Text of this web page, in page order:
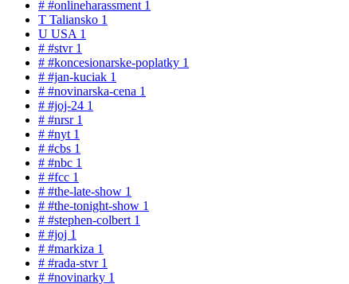
# #onlineharassment 1
T Taliansko 1
U USA 1
# #stvr 1
# #koncesionarske-poplatky 1
# #jan-kuciak 1
# #novinarska-cena 1
# #joj-24 1
# #nrsr 1
# #nyt 1
# #cbs 1
# #nbc 1
# #fcc 1
# #the-late-show 1
# #the-tonight-show 1
# #stephen-colbert 1
# #joj 1
# #markiza 1
# #rada-stvr 1
# #novinarky 1